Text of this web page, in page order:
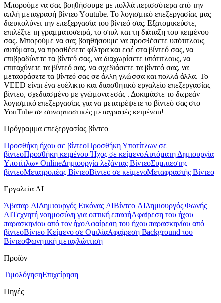
Μπορούμε να σας βοηθήσουμε με πολλά περισσότερα από την
απλή μεταγραφή βίντεο Υoutube. Το λογισμικό επεξεργασίας μας
διευκολύνει την επεξεργασία του βίντεό σας. Εξατομικεύστε,
επιλέξτε τη γραμματοσειρά, το στυλ και τη διάταξη του κειμένου
σας. Μπορούμε να σας βοηθήσουμε να προσθέσετε υπότιτλους
αυτόματα, να προσθέσετε φίλτρα και εφέ στα βίντεό σας, να
επιβραδύνετε τα βίντεό σας, να διαχωρίσετε υπότιτλους, να
επιταχύνετε τα βίντεό σας, να σχεδιάσετε τα βίντεό σας, να
μεταφράσετε τα βίντεό σας σε άλλη γλώσσα και πολλά άλλα. Το
VEED είναι ένα ευέλικτο και διαισθητικό εργαλείο επεξεργασίας
βίντεο, σχεδιασμένο με γνώμονα εσάς . Δοκιμάστε το δωρεάν
λογισμικό επεξεργασίας για να μετατρέψετε το βίντεό σας στο
YouTube σε συναρπαστικές μεταγραφές κειμένου!
Πρόγραμμα επεξεργασίας βίντεο
Προσθήκη ήχου σε βίντεοΠροσθήκη Υποτίτλων σε
βίντεοΠροσθήκη κειμένουΉχος σε κείμενοΑυτόματη Δημιουργία
Υποτίτλων OnlineΔημιουργία λεζάντας ΒίντεοΣυμπιεστης
βίντεοΜετατροπέας ΒίντεοΒίντεο σε κείμενοΜεταφραστής Βίντεο
Εργαλεία AI
Άβαταρ AIΔημιουργός Εικόνας AIΒίντεο AIΔημιουργός Φωνής
AIΤεχνητή νοημοσύνη για οπτική επαφήΑφαίρεση του ήχου
παρασκηνίου από τον ήχοΑφαίρεση του ήχου παρασκηνίου από
βίντεοΒίντεο Κείμενο σε ΟμιλίαΑφαίρεση Background του
ΒίντεοΦωνητική μεταγλώττιση
Προϊόν
ΤιμολόγησηΕπιχείρηση
Πηγές